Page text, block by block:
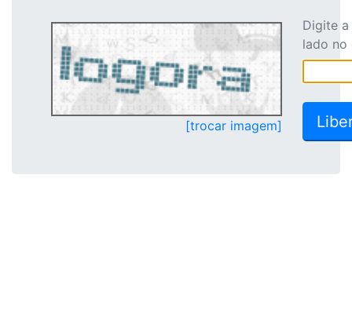
[trocar imagem]
Digite
lado no